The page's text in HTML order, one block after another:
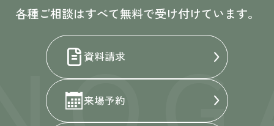
各種ご相談はすべて無料で受け付けています。
資料請求
来場予約